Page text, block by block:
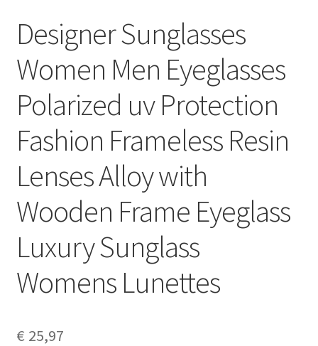
Designer Sunglasses
Women Men Eyeglasses
Polarized uv Protection
Fashion Frameless Resin
Lenses Alloy with
Wooden Frame Eyeglass
Luxury Sunglass
Womens Lunettes
€ 25,97